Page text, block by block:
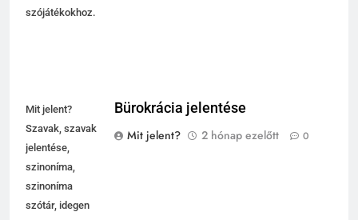
szójátékokhoz.
Mit jelent?
Szavak, szavak
jelentése,
szinoníma,
szinoníma
szótár, idegen
Bürokrácia jelentése
Mit jelent?
2 hónap ezelőtt 0